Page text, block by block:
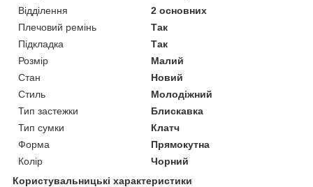
Відділення
2 основних
Плечовий ремінь
Так
Підкладка
Так
Розмір
Малий
Стан
Новий
Стиль
Молодіжний
Тип застежки
Блискавка
Тип сумки
Клатч
Форма
Прямокутна
Колір
Чорний
Користувальницькі характеристики